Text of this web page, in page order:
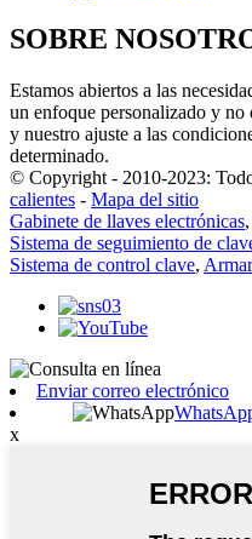
SOBRE
Estamos abiertos a las
un enfoque personalizado y no
y nuestro ajuste a las
determinado.
© Copyright - 2010-2023:
calientes - Mapa del sitio
Gabinete de llaves electrónicas,
Sistema de seguimiento de
Sistema de control clave,
Enviar correo electrónico
x